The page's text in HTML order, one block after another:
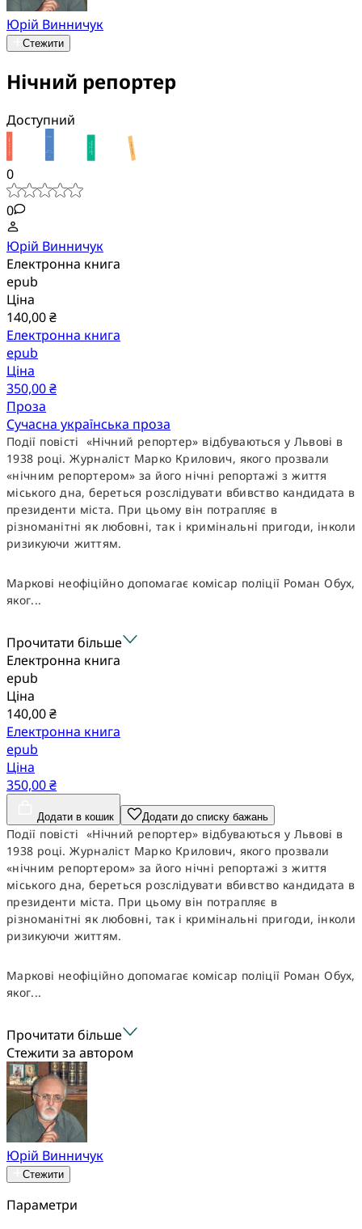
Юрій Винничук
Стежити
Нічний репортер
Доступний
0
0
Юрій Винничук
Електронна книга
epub
Ціна
140,00 ₴
Електронна книга
epub
Ціна
350,00 ₴
Проза
Сучасна українська проза
Події повісті «Нічний репортер» відбуваються у Львові в
1938 році. Журналіст Марко Крилович, якого прозвали
«нічним репортером» за його нічні репортажі з життя
міського дна, береться розслідувати вбивство кандидата в
президенти міста. При цьому він потрапляє в
різноманітні як любовні, так і кримінальні пригоди, інколи
ризикуючи життям.
Маркові неофіційно допомагає комісар поліції Роман Обух,
яког...
Прочитати більше
Електронна книга
epub
Ціна
140,00 ₴
Електронна книга
epub
Ціна
350,00 ₴
Додати в кошик Додати до списку бажань
Події повісті «Нічний репортер» відбуваються у Львові в
1938 році. Журналіст Марко Крилович, якого прозвали
«нічним репортером» за його нічні репортажі з життя
міського дна, береться розслідувати вбивство кандидата в
президенти міста. При цьому він потрапляє в
різноманітні як любовні, так і кримінальні пригоди, інколи
ризикуючи життям.
Маркові неофіційно допомагає комісар поліції Роман Обух,
яког...
Прочитати більше
Стежити за автором
Юрій Винничук
Стежити
Параметри